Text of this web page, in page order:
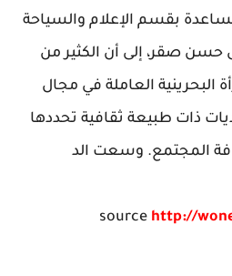
بقسم الإعلام والسياحة
حسن صقر، إلى أن الكثير من
البحرينية العاملة في مجال
ذات طبيعة ثقافية تحددها
المجتمع. وسعت الد
source http://